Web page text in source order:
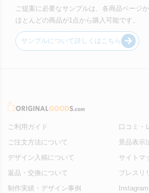
ご提案に必要なサンプルは、各商品ページ
ほとんどの商品が1点から購入可能です。
サンプルについて詳しくはこちら
ご利用ガイド
ご注文方法について
デザイン入稿について
返品・交換について
制作実績・デザイン事例
口コミ・
景品表示
サイトマ
プレスリ
Instagram